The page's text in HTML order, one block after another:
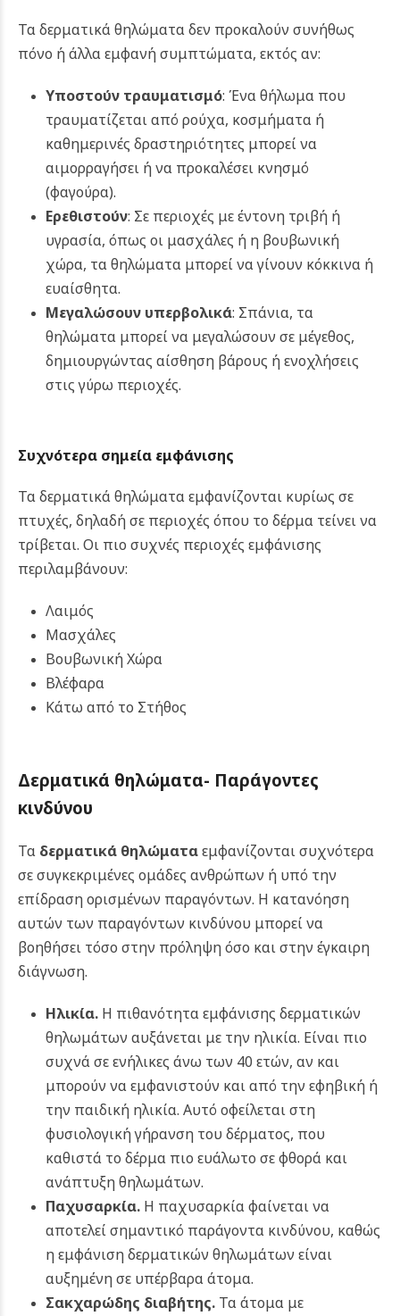
Τα δερματικά θηλώματα δεν προκαλούν συνήθως
πόνο ή άλλα εμφανή συμπτώματα, εκτός αν:
Υποστούν τραυματισμό: Ένα θήλωμα που
τραυματίζεται από ρούχα, κοσμήματα ή
καθημερινές δραστηριότητες μπορεί να
αιμορραγήσει ή να προκαλέσει κνησμό
(φαγούρα).
Ερεθιστούν: Σε περιοχές με έντονη τριβή ή
υγρασία, όπως οι μασχάλες ή η βουβωνική
χώρα, τα θηλώματα μπορεί να γίνουν κόκκινα ή
ευαίσθητα.
Μεγαλώσουν υπερβολικά: Σπάνια, τα
θηλώματα μπορεί να μεγαλώσουν σε μέγεθος,
δημιουργώντας αίσθηση βάρους ή ενοχλήσεις
στις γύρω περιοχές.
Συχνότερα σημεία εμφάνισης
Τα δερματικά θηλώματα εμφανίζονται κυρίως σε
πτυχές, δηλαδή σε περιοχές όπου το δέρμα τείνει να
τρίβεται. Οι πιο συχνές περιοχές εμφάνισης
περιλαμβάνουν:
Λαιμός
Μασχάλες
Βουβωνική Χώρα
Βλέφαρα
Κάτω από το Στήθος
Δερματικά θηλώματα- Παράγοντες
κινδύνου
Τα δερματικά θηλώματαεμφανίζονται συχνότερα
σε συγκεκριμένες ομάδες ανθρώπων ή υπό την
επίδραση ορισμένων παραγόντων. Η κατανόηση
αυτών των παραγόντων κινδύνου μπορεί να
βοηθήσει τόσο στην πρόληψη όσο και στην έγκαιρη
διάγνωση.
Ηλικία. Η πιθανότητα εμφάνισης δερματικών
θηλωμάτων αυξάνεται με την ηλικία. Είναι πιο
συχνά σε ενήλικες άνω των 40 ετών, αν και
μπορούν να εμφανιστούν και από την εφηβική ή
την παιδική ηλικία. Αυτό οφείλεται στη
φυσιολογική γήρανση του δέρματος, που
καθιστά το δέρμα πιο ευάλωτο σε φθορά και
ανάπτυξη θηλωμάτων.
Παχυσαρκία. Η παχυσαρκία φαίνεται να
αποτελεί σημαντικό παράγοντα κινδύνου, καθώς
η εμφάνιση δερματικών θηλωμάτων είναι
αυξημένη σε υπέρβαρα άτομα.
Σακχαρώδης διαβήτης. Τα άτομα με